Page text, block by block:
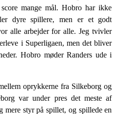
mange mål. Hobro har ikke
dyre spillere, men er et godt
alle arbejder for alle. Jeg tvivler
i Superligaen, men det bliver
Hobro møder Randers ude i
oprykkerne fra Silkeborg og
var under pres det meste af
mere styr på spillet, og spillede en